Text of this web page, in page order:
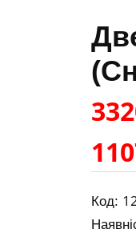
Код: